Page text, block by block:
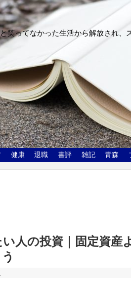
笑ってなかった生活から解放され
健康 退職 書評 雑記 青森
人の投資｜固定資産